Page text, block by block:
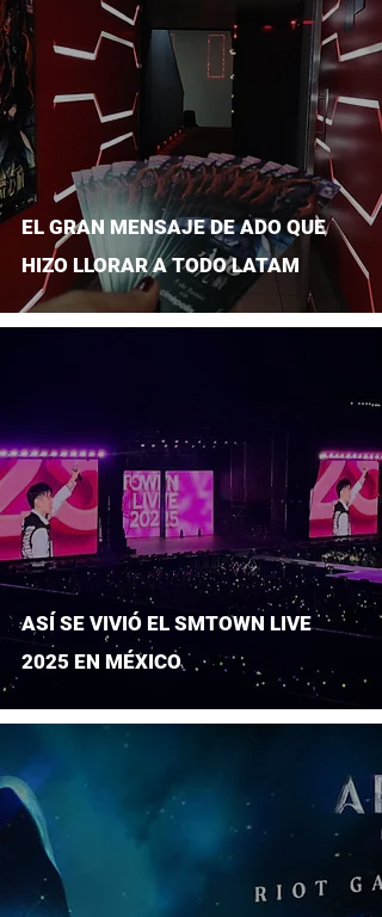
EL GRAN MENSAJE DE ADO QUE
HIZO LLORAR A TODO LATAM
ASÍ SE VIVIÓ EL SMTOWN LIVE
2025 EN MÉXICO